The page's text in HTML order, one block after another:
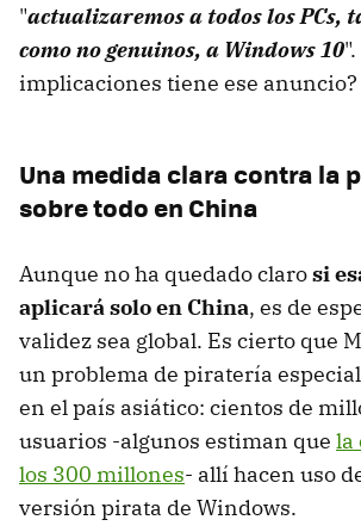
"actualizaremos a todos los PCs,
como no genuinos, a Windows 10
implicaciones tiene ese anuncio?
Una medida clara contra la
sobre todo en China
Aunque no ha quedado clarosi
aplicará solo en China, es de
validez sea global. Es cierto que
un problema de piratería
en el país asiático: cientos de
usuarios -algunos estiman que la
los 300 millones- allí hacen uso
versión pirata de Windows.